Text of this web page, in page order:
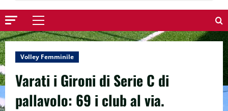
Menu
principale
Volley Femminile
Varati i Gironi di Serie C di
pallavolo: 69 i club al via.